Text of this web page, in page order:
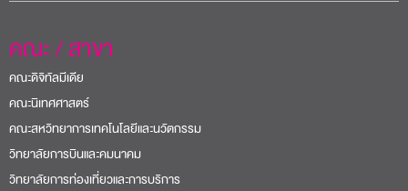
คณะ / สาขา
คณะดิจิทัลมีเดีย
คณะนิเทศศาสตร์
คณะสหวิทยาการเทคโนโลยีและนวัตกรรม
วิทยาลัยการบินและคมนาคม
วิทยาลัยการท่องเที่ยวและการบริการ